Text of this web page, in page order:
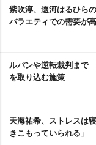
紫吹淳、遼河はるひら
バラエティでの需要が
ルパンや逆転裁判まで
を取り込む施策
天海祐希、ストレスは
きこもっていられる」